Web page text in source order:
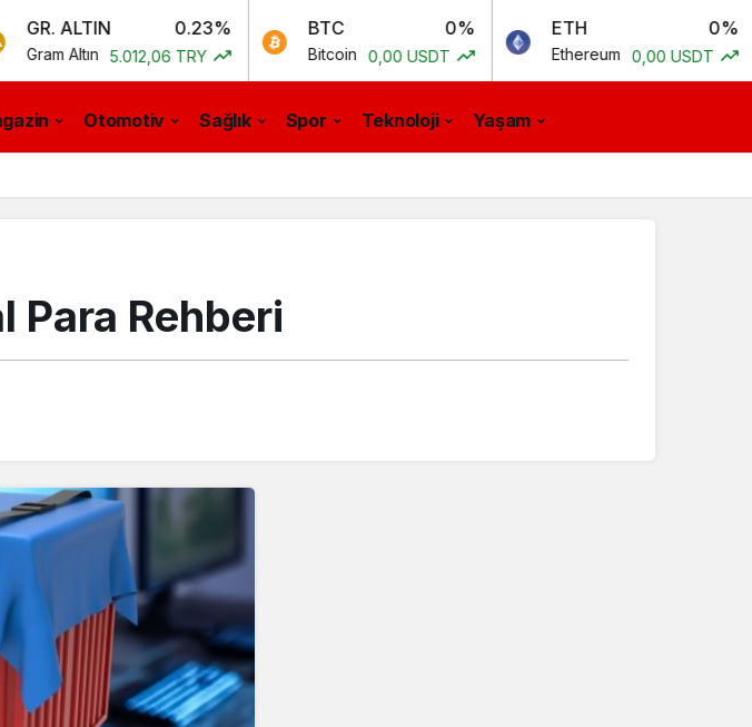
0.23%
5.012,06 TRY
BTC
Bitcoin 0,00 USDT
ETH
Ethereum 0,00 USDT
Otomotiv Sağlık Spor Teknoloji Yaşam
Para Rehberi